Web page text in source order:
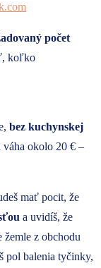
počet
koľko
bez kuchynskej
váha okolo 20 € –
mať pocit, že
a uvidíš, že
žemle z obchodu
pol balenia tyčinky,